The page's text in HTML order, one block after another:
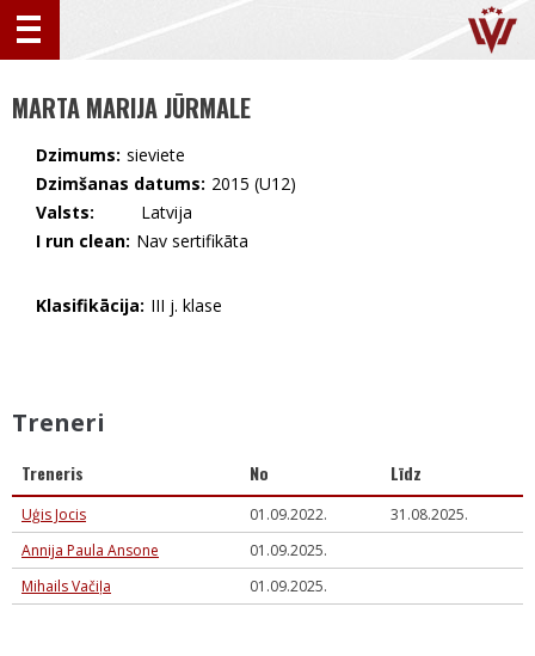
MARTA MARIJA JŪRMALE
Dzimums: sieviete
Dzimšanas datums: 2015 (U12)
Valsts:
🇱🇻 Latvija
I run clean: Nav sertifikāta
Klasifikācija: III j. klase
Treneri
Treneris No Līdz
Uģis Jocis 01.09.2022.
31.08.2025.
Annija Paula Ansone
01.09.2025.
Mihails Vačiļa
01.09.2025.